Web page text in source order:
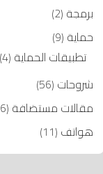
برمجة (2)
حماية (9)
تطبيقات الحماية (4)
شروحات (56)
مقالات مستضافة (36)
هواتف (11)